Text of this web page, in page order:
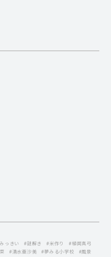
っきい #謎解き #米作り
#植岡真弓
#清水亜沙美 #夢みる小学校
#風景